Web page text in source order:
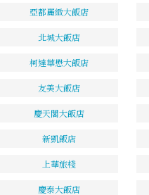
亞都麗緻大飯店
北城大飯店
柯達華懋大飯店
友美大飯店
慶天閣大飯店
新凱飯店
上華旅棧
慶泰大飯店